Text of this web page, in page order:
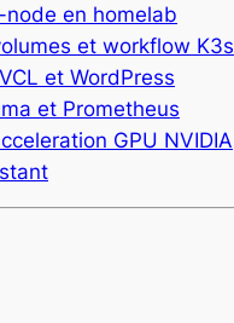
en homelab
et workflow K3s
et WordPress
et Prometheus
GPU NVIDIA